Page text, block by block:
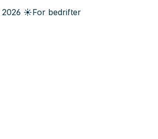
2026 ☀️For bedrifter